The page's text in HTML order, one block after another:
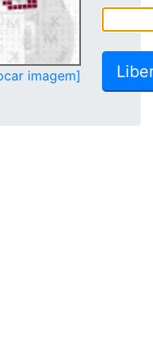
imagem]